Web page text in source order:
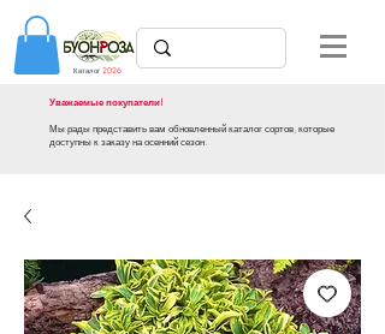
Уважаемые покупатели!
Мы рады представить вам обновленный каталог сортов, которые
доступны к заказу на осенний сезон.
Каталог 2026